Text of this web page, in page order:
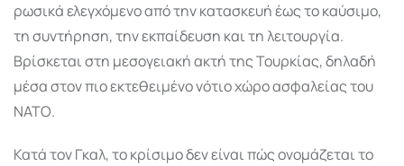
ρωσικά ελεγχόμενο από την κατασκευή έως το καύσιμο,
τη συντήρηση, την εκπαίδευση και τη λειτουργία.
Βρίσκεται στη μεσογειακή ακτή της Τουρκίας, δηλαδή
μέσα στον πιο εκτεθειμένο νότιο χώρο ασφαλείας του
ΝΑΤΟ.
Κατά τον Γκαλ, το κρίσιμο δεν είναι πώς ονομάζεται το